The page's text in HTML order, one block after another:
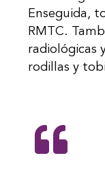
Enseguida,
RMTC.
radiológicas
rodillas y